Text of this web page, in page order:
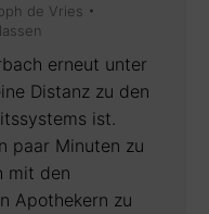
de Vries
erneut unter
Distanz zu den
ist.
paar Minuten zu
mit den
Apothekern zu